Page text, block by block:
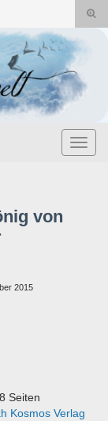
von
2015
Seiten
Kosmos Verlag